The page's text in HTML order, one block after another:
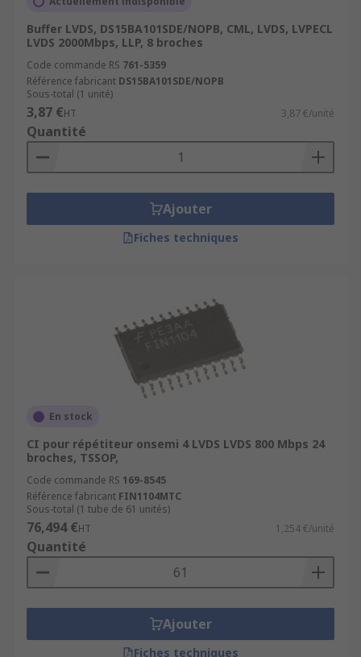
Buffer LVDS, DS15BA101SDE/NOPB, CML, LVDS, LVPECL
LVDS 2000Mbps, LLP, 8 broches
Code commande RS 761-5359
Référence fabricant DS15BA101SDE/NOPB
Sous-total (1 unité)
3,87 €HT 3,87 €/unité
Quantité
Ajouter
Fiches techniques
En stock
CI pour répétiteur onsemi 4 LVDS LVDS 800 Mbps 24
broches, TSSOP,
Code commande RS 169-8545
Référence fabricant FIN1104MTC
Sous-total (1 tube de 61 unités)
76,494 €HT 1,254 €/unité
Quantité
Ajouter
Fiches techniques